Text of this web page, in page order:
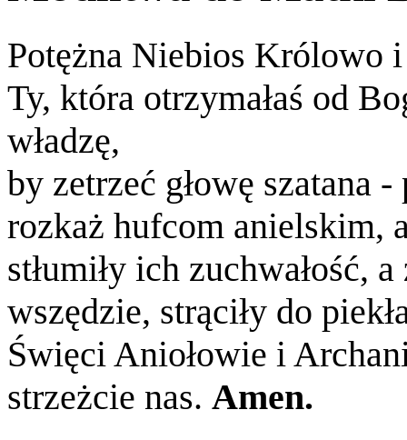
Potężna Niebios Królowo
Ty, która otrzymałaś od
władzę,
by zetrzeć głowę szatana
rozkaż hufcom anielskim,
stłumiły ich zuchwałość,
wszędzie, strąciły do
Święci Aniołowie i
strzeżcie nas. Amen.